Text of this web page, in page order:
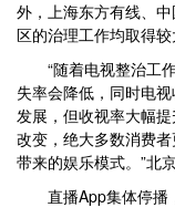
外，上海东方有线、
区的治理工作均取得较
“随着电视整治工作
失率会降低，同时电
发展，但收视率大幅
改变，绝大多数消费
带来的娱乐模式。”北
直播App集体停播